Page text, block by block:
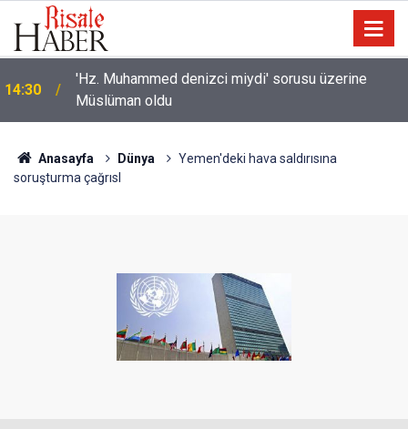
14:30
'Hz. Muhammed denizci miydi' sorusu üzerine
Müslüman oldu
Anasayfa Dünya
Yemen'deki hava saldırısına
soruşturma çağrısI